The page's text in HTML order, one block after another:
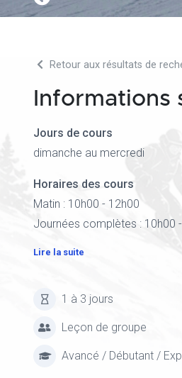
Retour aux résultats de
Informations
Jours de cours
dimanche au mercredi
Horaires des cours
Matin : 10h00 - 12h00
Journées complètes : 10h00
Lire la suite
1 à 3 jours
Leçon de groupe
Avancé / Débutant /